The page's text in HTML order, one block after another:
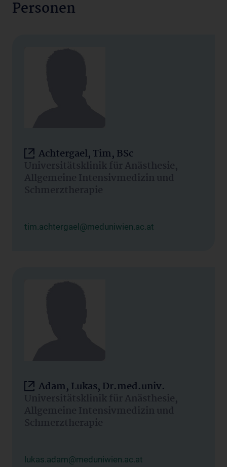
Personen
Achtergael, Tim, BSc
Universitätsklinik für Anästhesie,
Allgemeine Intensivmedizin und
Schmerztherapie
tim.achtergael@meduniwien.ac.at
Adam, Lukas, Dr.med.univ.
Universitätsklinik für Anästhesie,
Allgemeine Intensivmedizin und
Schmerztherapie
lukas.adam@meduniwien.ac.at